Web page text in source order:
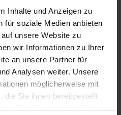
Inhalte und Anzeigen zu
für soziale Medien anbieten
unsere Website zu
wir Informationen zu Ihrer
an unsere Partner für
Analysen weiter. Unsere
möglicherweise mit
die Sie ihnen bereitgestellt
über alle durch
Belege namentlich
in der römischen
waren oder sich hier
Zeit aufgehalten
getrennt nach Gentil-
Um die Aussagekraft